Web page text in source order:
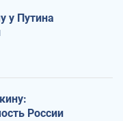
у Путина
России